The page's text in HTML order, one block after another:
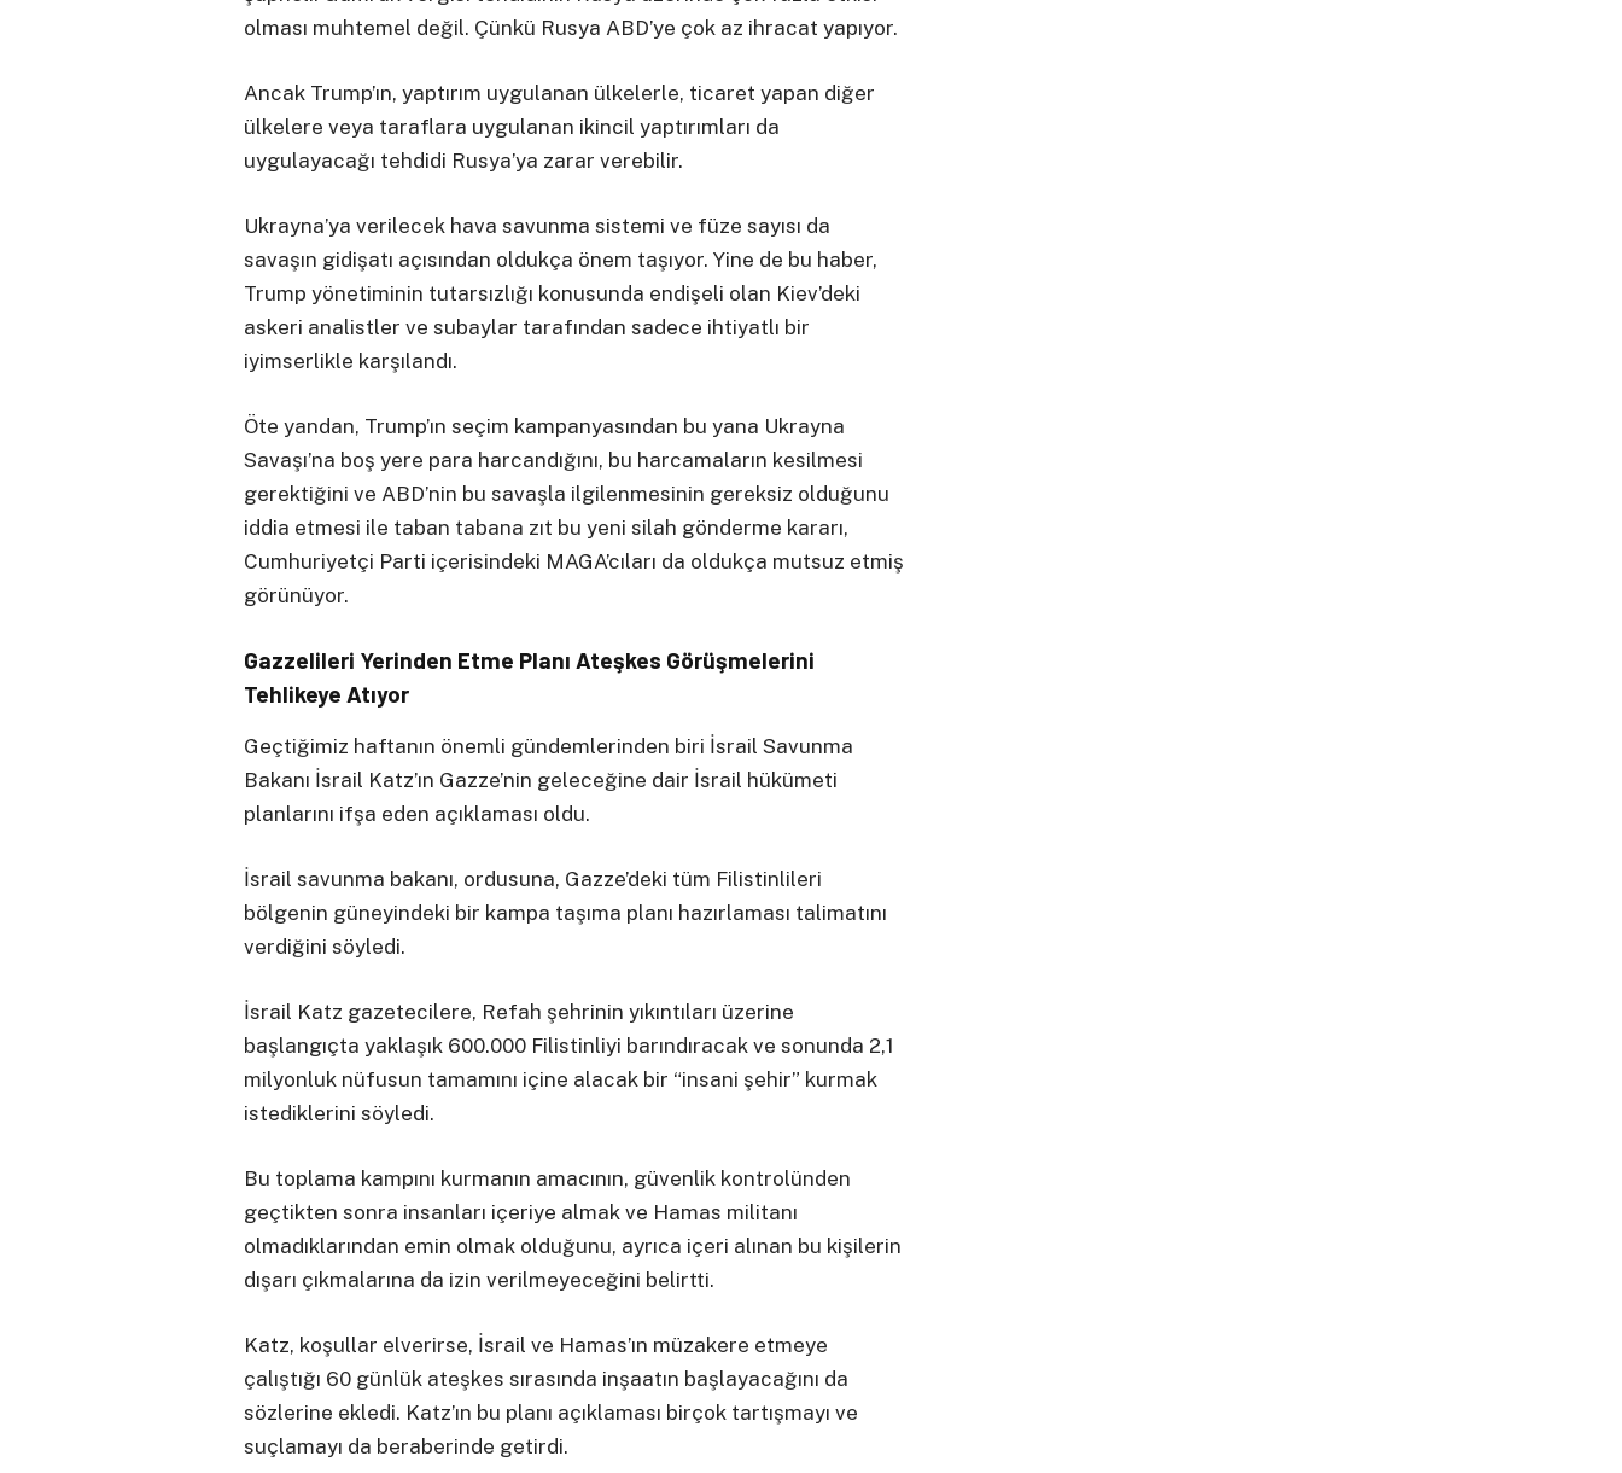
olması muhtemel değil. Çünkü Rusya ABD’ye çok az ihracat yapıyor.
Ancak Trump’ın, yaptırım uygulanan ülkelerle, ticaret yapan diğer
ülkelere veya taraflara uygulanan ikincil yaptırımları da
uygulayacağı tehdidi Rusya’ya zarar verebilir.
Ukrayna’ya verilecek hava savunma sistemi ve füze sayısı da
savaşın gidişatı açısından oldukça önem taşıyor. Yine de bu haber,
Trump yönetiminin tutarsızlığı konusunda endişeli olan Kiev’deki
askeri analistler ve subaylar tarafından sadece ihtiyatlı bir
iyimserlikle karşılandı.
Öte yandan, Trump’ın seçim kampanyasından bu yana Ukrayna
Savaşı’na boş yere para harcandığını, bu harcamaların kesilmesi
gerektiğini ve ABD’nin bu savaşla ilgilenmesinin gereksiz olduğunu
iddia etmesi ile taban tabana zıt bu yeni silah gönderme kararı,
Cumhuriyetçi Parti içerisindeki MAGA’cıları da oldukça mutsuz etmiş
görünüyor.
Gazzelileri Yerinden Etme Planı Ateşkes Görüşmelerini
Tehlikeye Atıyor
Geçtiğimiz haftanın önemli gündemlerinden biri İsrail Savunma
Bakanı İsrail Katz’ın Gazze’nin geleceğine dair İsrail hükümeti
planlarını ifşa eden açıklaması oldu.
İsrail savunma bakanı, ordusuna, Gazze’deki tüm Filistinlileri
bölgenin güneyindeki bir kampa taşıma planı hazırlaması talimatını
verdiğini söyledi.
İsrail Katz gazetecilere, Refah şehrinin yıkıntıları üzerine
başlangıçta yaklaşık 600.000 Filistinliyi barındıracak ve sonunda 2,1
milyonluk nüfusun tamamını içine alacak bir “insani şehir” kurmak
istediklerini söyledi.
Bu toplama kampını kurmanın amacının, güvenlik kontrolünden
geçtikten sonra insanları içeriye almak ve Hamas militanı
olmadıklarından emin olmak olduğunu, ayrıca içeri alınan bu kişilerin
dışarı çıkmalarına da izin verilmeyeceğini belirtti.
Katz, koşullar elverirse, İsrail ve Hamas’ın müzakere etmeye
çalıştığı 60 günlük ateşkes sırasında inşaatın başlayacağını da
sözlerine ekledi. Katz’ın bu planı açıklaması birçok tartışmayı ve
suçlamayı da beraberinde getirdi.